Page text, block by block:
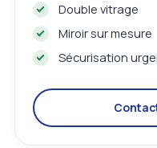
Double vitrage
Miroir sur mesure
Sécurisation